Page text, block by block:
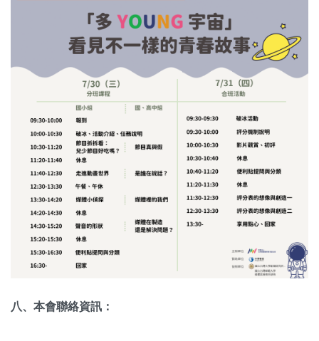
八、本會聯絡資訊：